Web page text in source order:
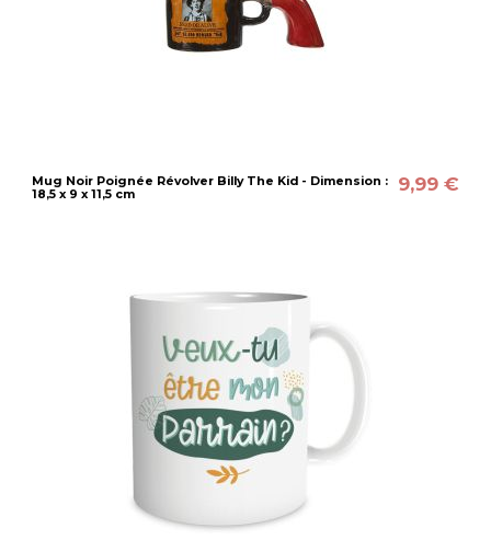
Mug Noir Poignée Révolver Billy The Kid - Dimension :
18,5 x 9 x 11,5 cm
9,99 €